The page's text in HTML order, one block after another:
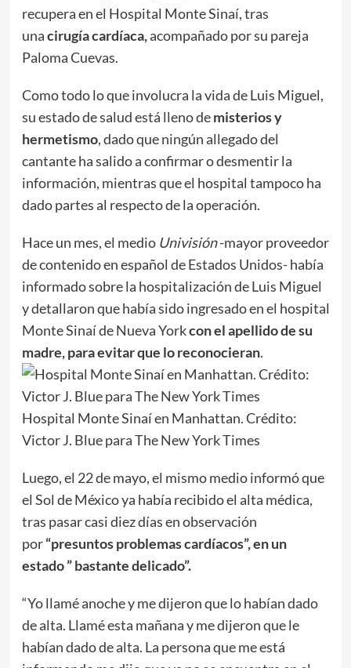
recupera en el Hospital Monte Sinaí, tras
unacirugía cardíaca,acompañado por su pareja
Paloma Cuevas.
Como todo lo que involucra la vida de Luis Miguel,
su estado de salud está lleno demisterios y
hermetismo, dado que ningún allegado del
cantante ha salido a confirmar o desmentir la
información, mientras que el hospital tampoco ha
dado partes al respecto de la operación.
Hace un mes, el medio Univisión-mayor proveedor
de contenido en español de Estados Unidos- había
informado sobre la hospitalización de Luis Miguel
y detallaron que había sido ingresado en el hospital
Monte Sinaí de Nueva Yorkcon el apellido de su
madre, para evitar que lo reconocieran.
Hospital Monte Sinaí en Manhattan. Crédito:
Victor J. Blue para The New York Times
Luego, el 22 de mayo, el mismo medio informó que
el Sol de México ya había recibido el alta médica,
tras pasar casi diez días en observación
por“presuntos problemas cardíacos”, en un
estado ” bastante delicado”.
“Yo llamé anoche y me dijeron que lo habían dado
de alta. Llamé esta mañana y me dijeron que le
habían dado de alta. La persona que me está